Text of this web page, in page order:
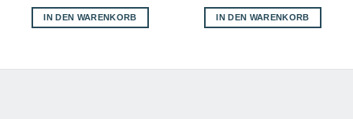
war:
573,00 kr
IN DEN WARENKORB IN DEN WARENKORB